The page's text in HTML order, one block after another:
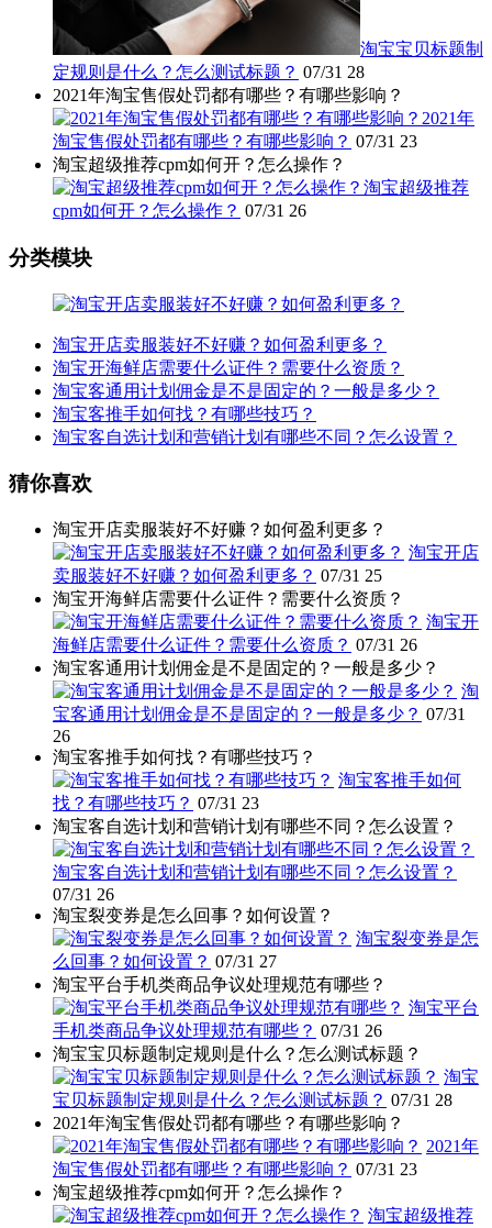
淘宝宝贝标题制
定规则是什么？怎么测试标题？ 07/31 28
2021年淘宝售假处罚都有哪些？有哪些影响？
2021年
淘宝售假处罚都有哪些？有哪些影响？ 07/31 23
淘宝超级推荐cpm如何开？怎么操作？
淘宝超级推荐
cpm如何开？怎么操作？ 07/31 26
分类模块
淘宝开店卖服装好不好赚？如何盈利更多？
淘宝开海鲜店需要什么证件？需要什么资质？
淘宝客通用计划佣金是不是固定的？一般是多少？
淘宝客推手如何找？有哪些技巧？
淘宝客自选计划和营销计划有哪些不同？怎么设置？
猜你喜欢
淘宝开店卖服装好不好赚？如何盈利更多？
淘宝开店
卖服装好不好赚？如何盈利更多？ 07/31 25
淘宝开海鲜店需要什么证件？需要什么资质？
淘宝开
海鲜店需要什么证件？需要什么资质？ 07/31 26
淘宝客通用计划佣金是不是固定的？一般是多少？
淘
宝客通用计划佣金是不是固定的？一般是多少？ 07/31
26
淘宝客推手如何找？有哪些技巧？
淘宝客推手如何
找？有哪些技巧？ 07/31 23
淘宝客自选计划和营销计划有哪些不同？怎么设置？
淘宝客自选计划和营销计划有哪些不同？怎么设置？
07/31 26
淘宝裂变券是怎么回事？如何设置？
淘宝裂变券是怎
么回事？如何设置？ 07/31 27
淘宝平台手机类商品争议处理规范有哪些？
淘宝平台
手机类商品争议处理规范有哪些？ 07/31 26
淘宝宝贝标题制定规则是什么？怎么测试标题？
淘宝
宝贝标题制定规则是什么？怎么测试标题？ 07/31 28
2021年淘宝售假处罚都有哪些？有哪些影响？
2021年
淘宝售假处罚都有哪些？有哪些影响？ 07/31 23
淘宝超级推荐cpm如何开？怎么操作？
淘宝超级推荐